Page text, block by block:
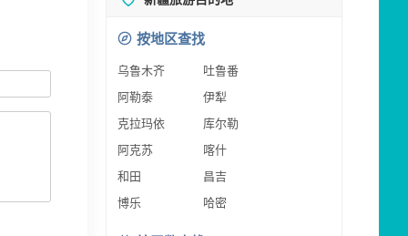
按地区查找
乌鲁木齐
吐鲁番
阿勒泰
伊犁
克拉玛依
库尔勒
阿克苏
喀什
和田
昌吉
博乐
哈密